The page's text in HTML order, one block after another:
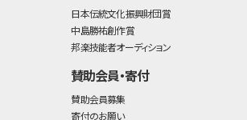
日本伝統文化振興財団賞
中島勝祐創作賞
邦楽技能者オーディション
賛助会員・寄付
賛助会員募集
寄付のお願い